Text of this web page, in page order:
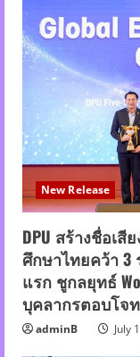
New Release
DPU สร้างชื่อเ
ศึกษาไทยคว้า 3
แรก ชูกลยุทธ์
บุคลากรตอบโจ
adminB July